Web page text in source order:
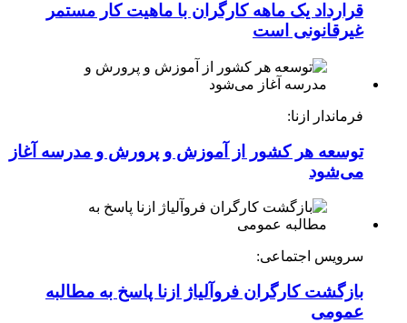
قرارداد یک ماهه کارگران با ماهیت کار مستمر
غیرقانونی است
فرماندار ازنا:
توسعه هر کشور از آموزش و پرورش و مدرسه آغاز
می‌شود
سرویس اجتماعی:
بازگشت کارگران فروآلیاژ ازنا پاسخ به مطالبه
عمومی